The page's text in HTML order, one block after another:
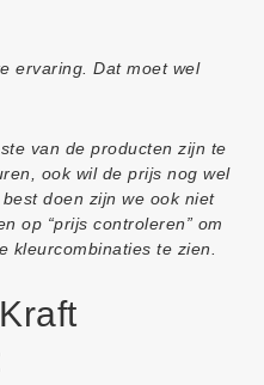
ervaring. Dat moet wel
van de producten zijn te
ook wil de prijs nog wel
doen zijn we ook niet
op “prijs controleren” om
kleurcombinaties te zien.